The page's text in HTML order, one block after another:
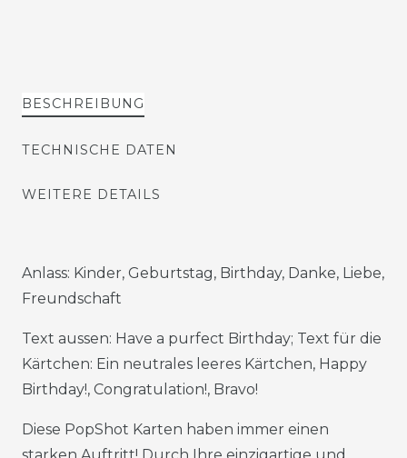
BESCHREIBUNG
TECHNISCHE DATEN
WEITERE DETAILS
Anlass: Kinder, Geburtstag, Birthday, Danke, Liebe,
Freundschaft
Text aussen: Have a purfect Birthday; Text für die
Kärtchen: Ein neutrales leeres Kärtchen, Happy
Birthday!, Congratulation!, Bravo!
Diese PopShot Karten haben immer einen